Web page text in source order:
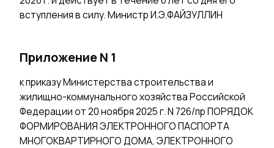
вступления в силу. Министр И.Э.ФАЙЗУЛЛИН
Приложение N 1
к приказу Министерства строительства и
жилищно-коммунального хозяйства Российской
Федерации от 20 ноября 2025 г. N 726/пр ПОРЯДОК
ФОРМИРОВАНИЯ ЭЛЕКТРОННОГО ПАСПОРТА
МНОГОКВАРТИРНОГО ДОМА, ЭЛЕКТРОННОГО